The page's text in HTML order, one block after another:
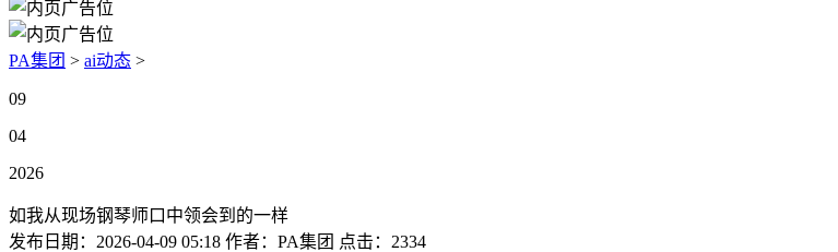
PA集团 > ai动态 >
09
04
2026
如我从现场钢琴师口中领会到的一样
发布日期： 2026-04-09 05:18 作者： PA集团 点击： 2334